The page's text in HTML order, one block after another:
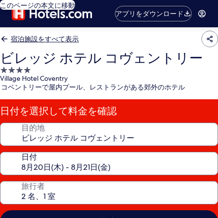
このページの本文に移動
アプリをダウンロード
宿泊施設をすべて表示
ビレッジ ホテル コヴェントリー
4.0
つ
星
宿
泊
施
Village Hotel Coventry
コベントリーで屋内プール、レストランがある郊外のホテル
日付を選択して料金を確認
目的地
日付
旅行者